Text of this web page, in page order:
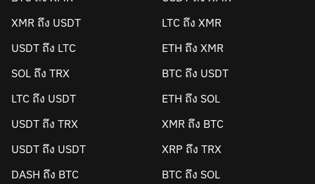
XMR ถึง USDT
LTC ถึง XMR
USDT ถึง LTC
ETH ถึง XMR
SOL ถึง TRX
BTC ถึง USDT
LTC ถึง USDT
ETH ถึง SOL
USDT ถึง TRX
XMR ถึง BTC
USDT ถึง USDT
XRP ถึง TRX
DASH ถึง BTC
BTC ถึง SOL